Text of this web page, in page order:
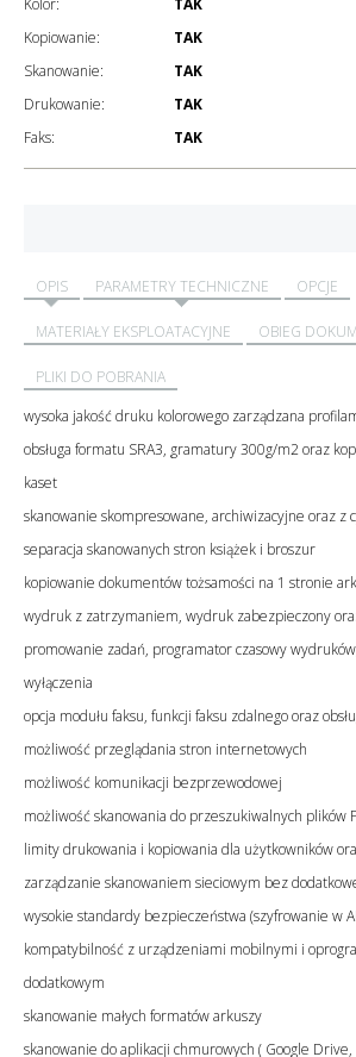
Kolor:
TAK
Kopiowanie:
TAK
Skanowanie:
TAK
Drukowanie:
TAK
Faks:
TAK
OPIS PARAMETRY TECHNICZNE OPCJE
MATERIAŁY EKSPLOATACYJNE OBIEG
PLIKI DO POBRANIA
wysoka jakość druku kolorowego zarządzana
obsługa formatu SRA3, gramatury 300g/m2 oraz
kaset
skanowanie skompresowane, archiwizacyjne oraz z
separacja skanowanych stron książek i broszur
kopiowanie dokumentów tożsamości na 1 stronie
wydruk z zatrzymaniem, wydruk zabezpieczony
promowanie zadań, programator czasowy
wyłączenia
opcja modułu faksu, funkcji faksu zdalnego oraz
możliwość przeglądania stron internetowych
możliwość komunikacji bezprzewodowej
możliwość skanowania do przeszukiwalnych plików
limity drukowania i kopiowania dla użytkowników
zarządzanie skanowaniem sieciowym bez
wysokie standardy bezpieczeństwa (szyfrowanie w
kompatybilność z urządzeniami mobilnymi i
dodatkowym
skanowanie małych formatów arkuszy
skanowanie do aplikacji chmurowych ( Google